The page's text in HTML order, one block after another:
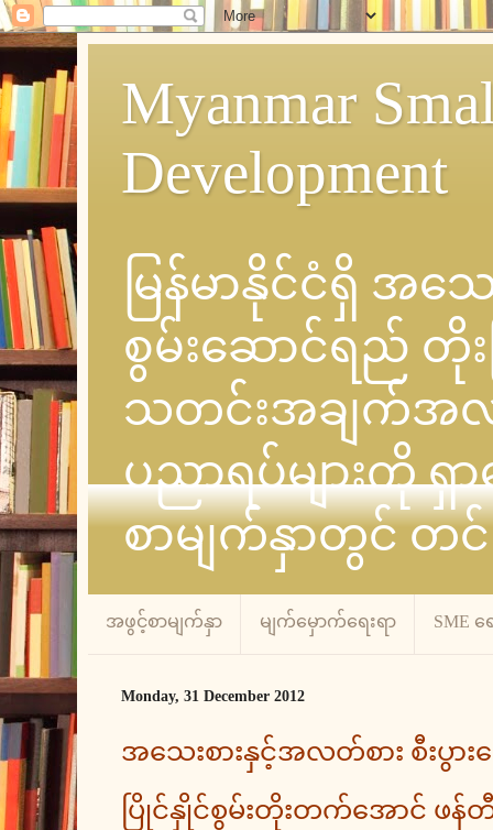
Myanmar
Development
မြန်မာနိုင်ငံရှိ အသေ
စွမ်းဆောင်ရည် တို
သတင်းအချက်အလ
ပညာရပ်များကို ရှ
စာမျက်နှာတွင် တင်
အဖွင့်စာမျက်နှာ မျက်မှောက်ရေးရာ SME ရ
Monday, 31 December 2012
အသေးစားနှင့်အလတ်စား စီးပွား
ပြိုင်နှိုင်စွမ်းတိုးတက်အောင် ဖန်တီးပ